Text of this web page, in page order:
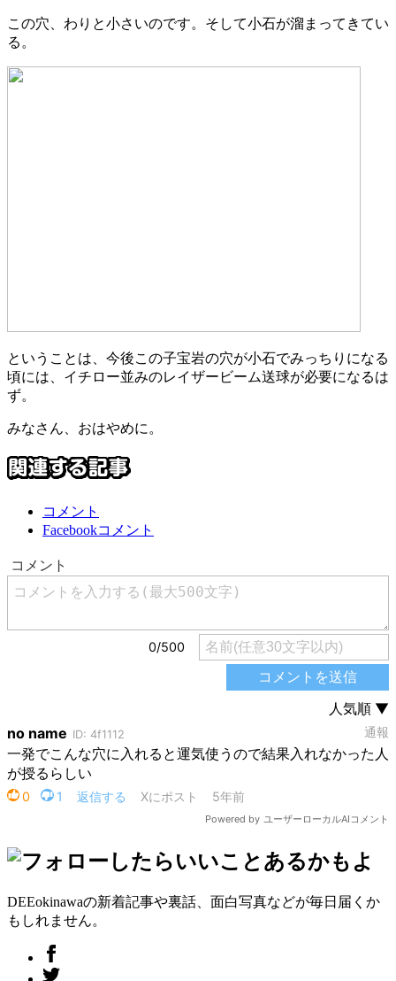
この穴、わりと小さいのです。そして小石が溜まってきてい
る。
ということは、今後この子宝岩の穴が小石でみっちりになる
頃には、イチロー並みのレイザービーム送球が必要になるは
ず。
みなさん、おはやめに。
コメント
Facebookコメント
DEEokinawaの新着記事や裏話、面白写真などが毎日届くか
もしれません。